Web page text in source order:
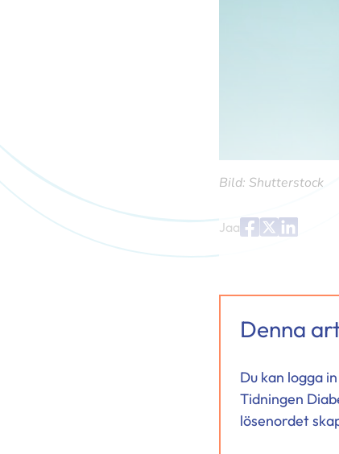
Bild: Shutterstock
Jaa
Denna
Du kan logga
Tidningen
lösenordet